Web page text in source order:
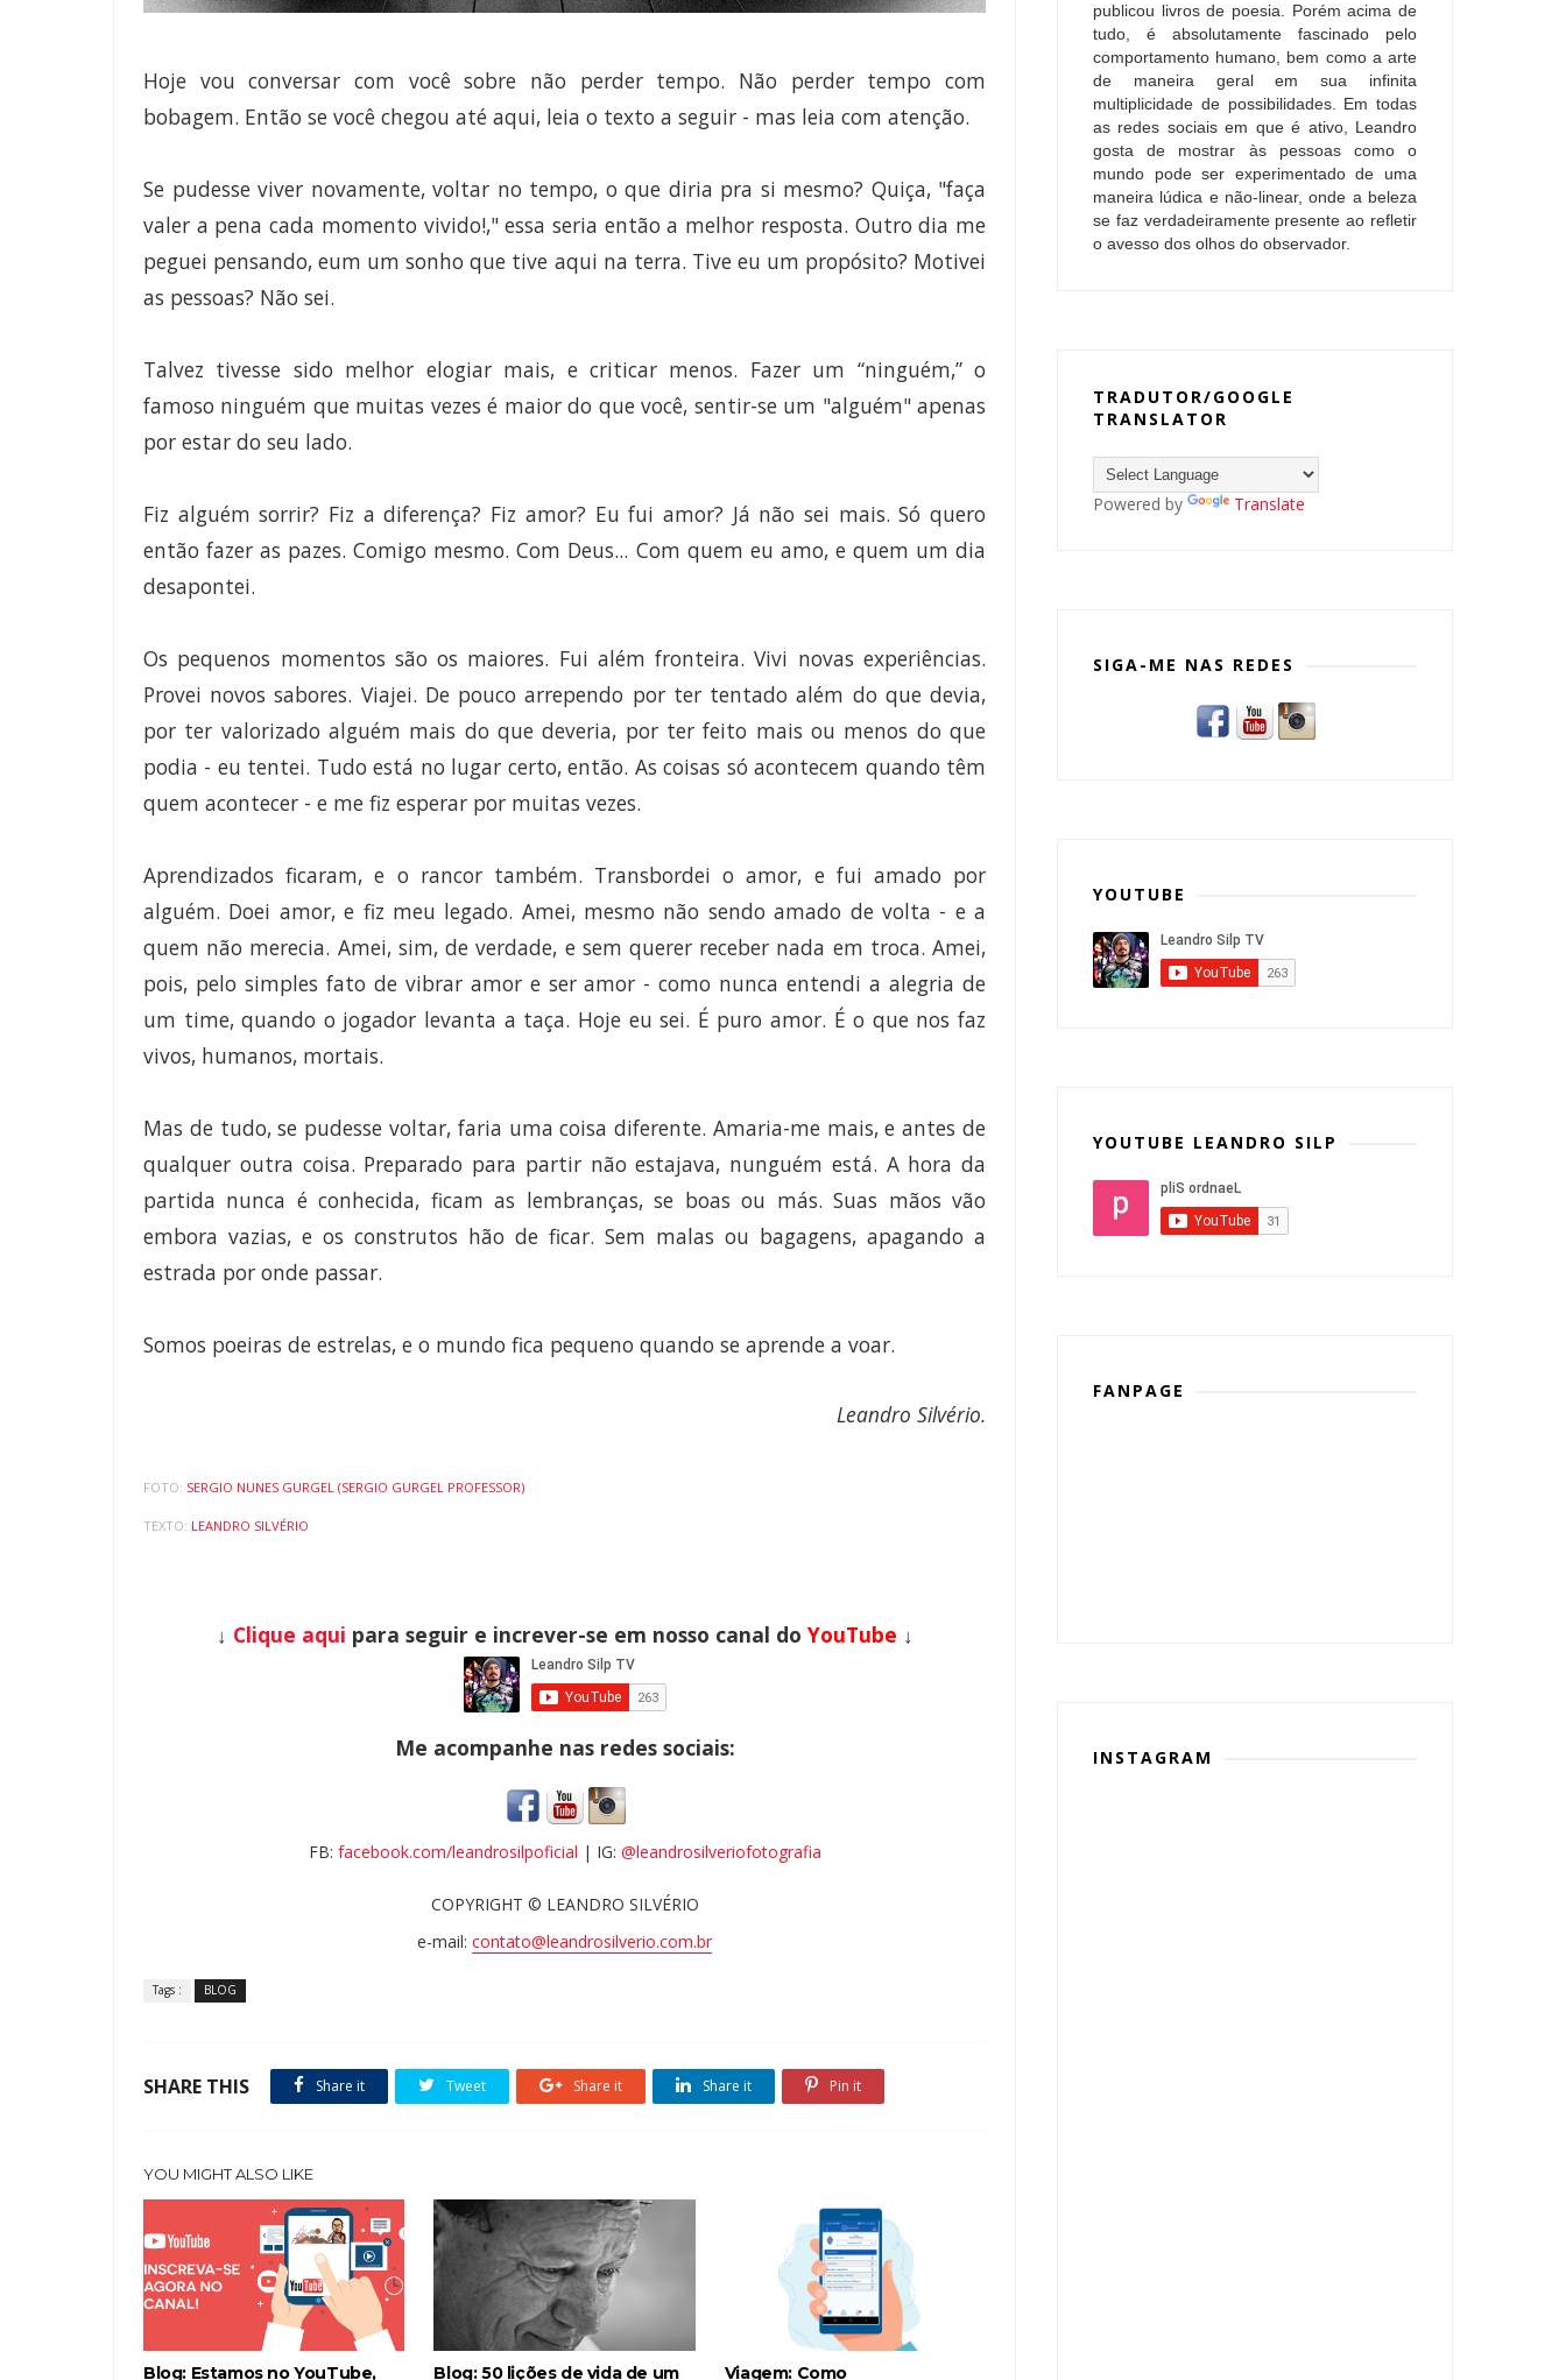
Hoje vou conversar com você sobre não perder tempo. Não perder tempo com
bobagem. Então se você chegou até aqui, leia o texto a seguir - mas leia com atenção.
Se pudesse viver novamente, voltar no tempo, o que diria pra si mesmo? Quiça, "faça
valer a pena cada momento vivido!," essa seria então a melhor resposta. Outro dia me
peguei pensando, eum um sonho que tive aqui na terra. Tive eu um propósito? Motivei
as pessoas? Não sei.
Talvez tivesse sido melhor elogiar mais, e criticar menos. Fazer um “ninguém,” o
famoso ninguém que muitas vezes é maior do que você, sentir-se um "alguém" apenas
por estar do seu lado.
Fiz alguém sorrir? Fiz a diferença? Fiz amor? Eu fui amor? Já não sei mais. Só quero
então fazer as pazes. Comigo mesmo. Com Deus... Com quem eu amo, e quem um dia
desapontei.
Os pequenos momentos são os maiores. Fui além fronteira. Vivi novas experiências.
Provei novos sabores. Viajei. De pouco arrependo por ter tentado além do que devia,
por ter valorizado alguém mais do que deveria, por ter feito mais ou menos do que
podia - eu tentei. Tudo está no lugar certo, então. As coisas só acontecem quando têm
quem acontecer - e me fiz esperar por muitas vezes.
Aprendizados ficaram, e o rancor também. Transbordei o amor, e fui amado por
alguém. Doei amor, e fiz meu legado. Amei, mesmo não sendo amado de volta - e a
quem não merecia. Amei, sim, de verdade, e sem querer receber nada em troca. Amei,
pois, pelo simples fato de vibrar amor e ser amor - como nunca entendi a alegria de
um time, quando o jogador levanta a taça. Hoje eu sei. É puro amor. É o que nos faz
vivos, humanos, mortais.
Mas de tudo, se pudesse voltar, faria uma coisa diferente. Amaria-me mais, e antes de
qualquer outra coisa. Preparado para partir não estajava, nunguém está. A hora da
partida nunca é conhecida, ficam as lembranças, se boas ou más. Suas mãos vão
embora vazias, e os construtos hão de ficar. Sem malas ou bagagens, apagando a
estrada por onde passar.
Somos poeiras de estrelas, e o mundo fica pequeno quando se aprende a voar.
Leandro Silvério.
FOTO: SERGIO NUNES GURGEL (SERGIO GURGEL PROFESSOR)
TEXTO: LEANDRO SILVÉRIO
↓ Clique aqui para seguir e increver-se em nosso canal do YouTube ↓
Me acompanhe nas redes sociais:
FB: facebook.com/leandrosilpoficial | IG: @leandrosilveriofotografia
COPYRIGHT © LEANDRO SILVÉRIO
e-mail: contato@leandrosilverio.com.br
Tags : BLOG
SHARE THIS Share it Tweet Share it Share it Pin it
YOU MIGHT ALSO LIKE
Blog: Estamos no YouTube, Blog: 50 lições de vida de um Viagem: Como
publicou livros de poesia. Porém acima de
tudo, é absolutamente fascinado pelo
comportamento humano, bem como a arte
de maneira geral em sua infinita
multiplicidade de possibilidades. Em todas
as redes sociais em que é ativo, Leandro
gosta de mostrar às pessoas como o
mundo pode ser experimentado de uma
maneira lúdica e não-linear, onde a beleza
se faz verdadeiramente presente ao refletir
o avesso dos olhos do observador.
TRADUTOR/GOOGLE
TRANSLATOR
Powered by Translate
SIGA-ME NAS REDES
YOUTUBE
YOUTUBE LEANDRO SILP
FANPAGE
INSTAGRAM